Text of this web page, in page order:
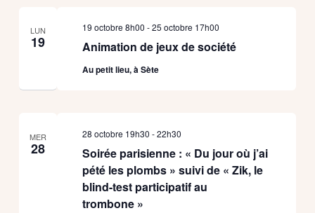
LUN
19 Animation de jeux de société
19 octobre 8h00 -25 octobre 17h00
Au petit lieu, à Sète
MER
28
Soirée parisienne : « Du jour où j’ai
pété les plombs » suivi de « Zik, le
blind-test participatif au
trombone »
28 octobre 19h30 -22h30